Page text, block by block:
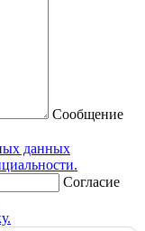
Сообщение
данных
Согласие